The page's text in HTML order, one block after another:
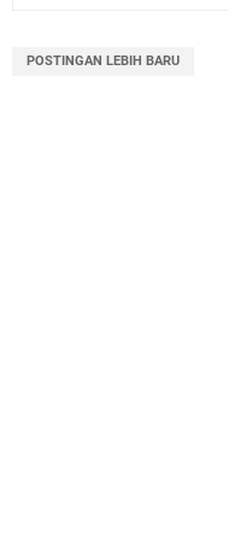
POSTINGAN LEBIH BARU